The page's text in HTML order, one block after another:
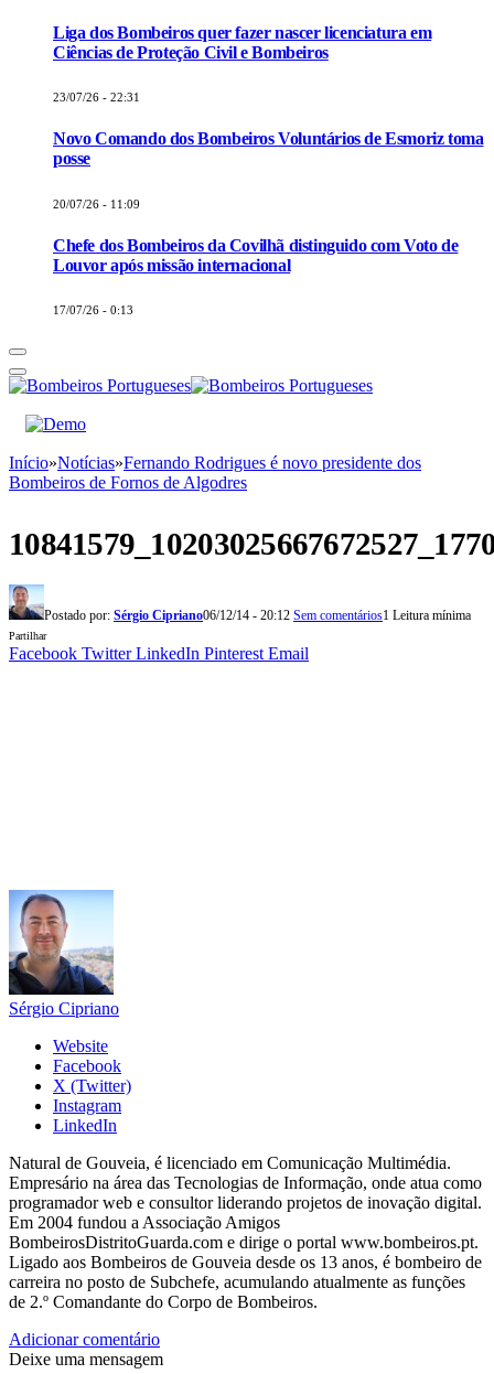
Liga dos Bombeiros quer fazer nascer licenciatura em
Ciências de Proteção Civil e Bombeiros
23/07/26 - 22:31
Novo Comando dos Bombeiros Voluntários de Esmoriz toma
posse
20/07/26 - 11:09
Chefe dos Bombeiros da Covilhã distinguido com Voto de
Louvor após missão internacional
17/07/26 - 0:13
Início»Notícias»Fernando Rodrigues é novo presidente dos
Bombeiros de Fornos de Algodres
Postado por: Sérgio Cipriano06/12/14 - 20:12 Sem comentários1 Leitura mínima
Partilhar
Facebook Twitter LinkedIn Pinterest Email
Sérgio Cipriano
Website
Facebook
X (Twitter)
Instagram
LinkedIn
Natural de Gouveia, é licenciado em Comunicação Multimédia.
Empresário na área das Tecnologias de Informação, onde atua como
programador web e consultor liderando projetos de inovação digital.
Em 2004 fundou a Associação Amigos
BombeirosDistritoGuarda.com e dirige o portal www.bombeiros.pt.
Ligado aos Bombeiros de Gouveia desde os 13 anos, é bombeiro de
carreira no posto de Subchefe, acumulando atualmente as funções
de 2.º Comandante do Corpo de Bombeiros.
Adicionar comentário
Deixe uma mensagem